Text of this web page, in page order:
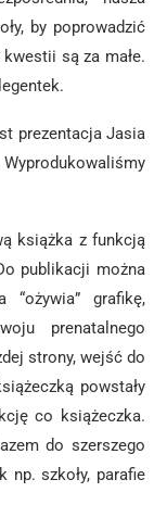
by poprowadzić
są za małe.
prezentacja Jasia
książka z funkcją
publikacji można
“ożywia” grafikę,
prenatalnego
strony, wejść do
powstały
co książeczka.
do szerszego
szkoły, parafie